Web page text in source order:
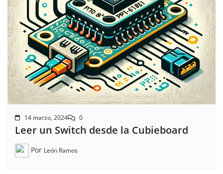
14 marzo, 2024 0
Leer un Switch desde la Cubieboard
Por León Ramos